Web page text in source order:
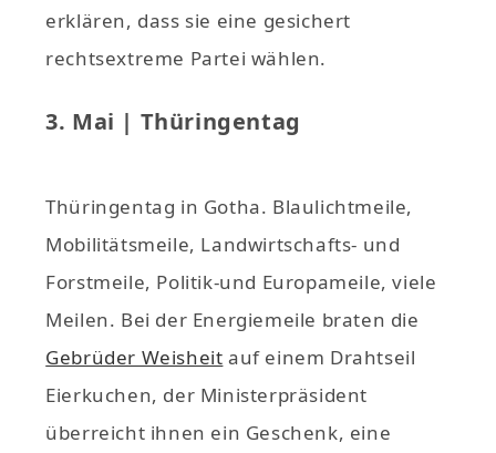
erklären, dass sie eine gesichert
rechtsextreme Partei wählen.
3. Mai | Thüringentag
Thüringentag in Gotha. Blaulichtmeile,
Mobilitätsmeile, Landwirtschafts- und
Forstmeile, Politik-und Europameile, viele
Meilen. Bei der Energiemeile braten die
Gebrüder Weisheit auf einem Drahtseil
Eierkuchen, der Ministerpräsident
überreicht ihnen ein Geschenk, eine